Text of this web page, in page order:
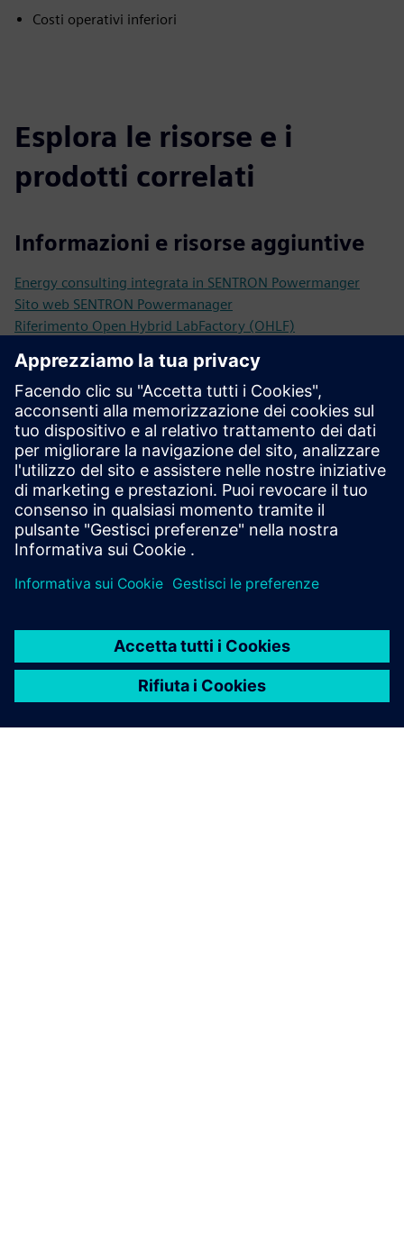
Costi operativi inferiori
Esplora le risorse e i
prodotti correlati
Informazioni e risorse aggiuntive
Energy consulting integrata in SENTRON Powermanger
Sito web SENTRON Powermanager
Riferimento Open Hybrid LabFactory (OHLF)
Prerequisiti
Dispositivi di protezione, commutazione e misurazione in
grado di comunicare per la distribuzione di energia a bassa
tensione
Sistemi operativi supportati: Windows 10
Enterprise/Professional (64 Bit), Windows Server 2012 R2
(64 Bit), 2016 (64 Bit), 2019 (64 Bit), Windows 11